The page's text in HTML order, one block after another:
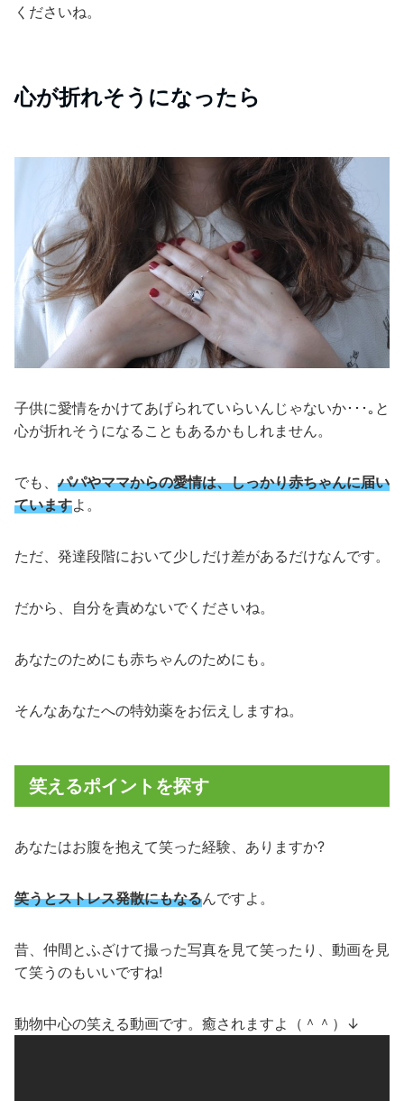
くださいね。
心が折れそうになったら
子供に愛情をかけてあげられていらいんじゃないか･･･｡と
心が折れそうになることもあるかもしれません。
でも、パパやママからの愛情は、しっかり赤ちゃんに届い
ていますよ。
ただ、発達段階において少しだけ差があるだけなんです。
だから、自分を責めないでくださいね。
あなたのためにも赤ちゃんのためにも。
そんなあなたへの特効薬をお伝えしますね。
笑えるポイントを探す
あなたはお腹を抱えて笑った経験、ありますか?
笑うとストレス発散にもなるんですよ。
昔、仲間とふざけて撮った写真を見て笑ったり、動画を見
て笑うのもいいですね!
動物中心の笑える動画です。癒されますよ（＾＾）↓